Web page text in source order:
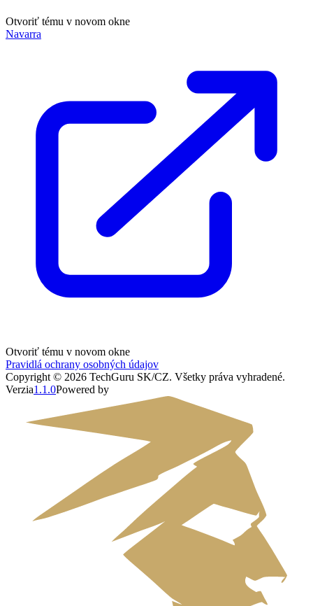
Otvoriť tému v novom okne
Navarra
Otvoriť tému v novom okne
Pravidlá ochrany osobných údajov
Copyright © 2026 TechGuru SK/CZ. Všetky práva vyhradené.
Verzia1.1.0Powered by